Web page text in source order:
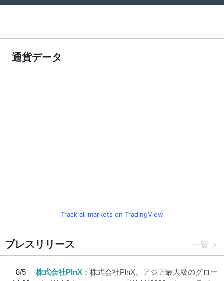
通貨データ
Track all markets on TradingView
プレスリリース 一覧
8/5
株式会社PlnX
株式会社PlnX、アジア最大級のグロー